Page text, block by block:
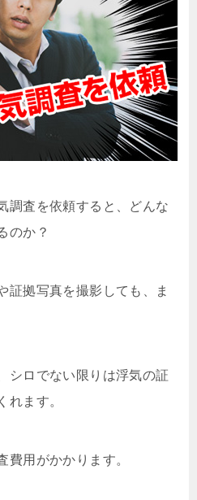
調査を依頼すると、どんな
のか？
証拠写真を撮影しても、ま
シロでない限りは浮気の証
れます。
費用がかかります。